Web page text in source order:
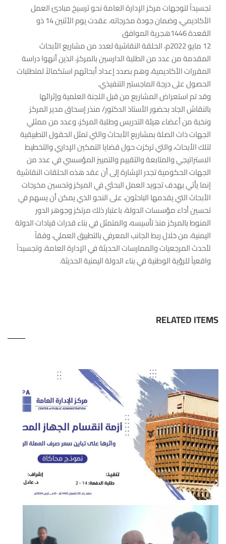
تجسيداً لتوجهات مركز الإدارة العامة نحو ترسيخ مبادئ العمل
الأكاديمي، وضمان جودة مخرجاته، عقدت يوم الأثنين 14 ذو
القعدة 1446هجرية الموافق
12 مايو 2022م، الحلقة النقاشية لعدد من مشاريع الأبحاث
المقدمة من عدد من الطلبة الدارسين بالمركز، الذين أنهوا دراسة
المقررات الأكاديمية، وهم بصدد إعداد أبحاثهم استكمالاً لمتطلبات
الحصول على درجة الماجستير التنفيذي.
وقد تم استعراض المشاريع من قبل اللجنة العلمية وإثرائها
بالنقاش الجاد بحضور الأستاذ الدكتور/ منذر إسحاق مدير المركز
ونخبة من أعضاء هيئة التدريس وطلبة المركز، وعدد من ممثلي
الجهات ذات الصلة بمشاريع الأبحاث والتي تمثل الحقول التطبيقية
لتلك الأبحاث، والتي تركزت حول قضايا التمكين الإداري والتخطيط
الاستراتيجي والمتابعة والتقييم والتمييز المؤسسي في عدد من
الجهات الحكومية تجدر الإشارة إلى أن عقد هذه الحلقات النقاشية
إنما يأتي بهدف تجويد العمل البحثي في المركز وتحسين مخرجات
الأبحاث التي يقدمها الباحثون، على النحو الذي يمكن أن يسهم في
تحسين أداء مؤسسات الدولة، باعتبار ذلك مرتكز وجوهر الدور
المنوط بالمركز منذ تأسيسه، والمتمثل في بناء قدرات قيادات الدولة
اليمنية، من خلال ربط الجانب المعرفي بالتطبيق العملي، وفقاً
لأحدث المرجعيات والممارسات الحديثة في الإدارة العامة، وتجسيداً
واقعياً للرؤية الوطنية في بناء الدولة اليمنية الحديثة.
RELATED ITEMS